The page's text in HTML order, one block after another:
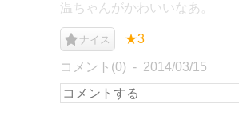
温ちゃんがかわいいなあ。
ナイス ★3
コメント(0) 2014/03/15